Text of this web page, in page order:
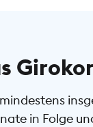
in Folge